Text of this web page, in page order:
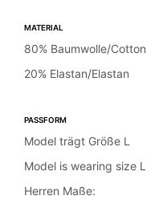
MATERIAL
80% Baumwolle/Cotton
20% Elastan/Elastan
PASSFORM
Model trägt Größe L
Model is wearing size L
Herren Maße: